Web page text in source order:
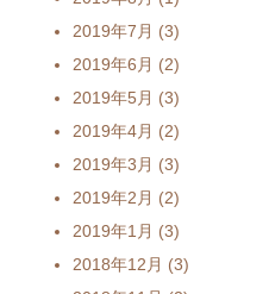
2019年7月 (3)
2019年6月 (2)
2019年5月 (3)
2019年4月 (2)
2019年3月 (3)
2019年2月 (2)
2019年1月 (3)
2018年12月 (3)